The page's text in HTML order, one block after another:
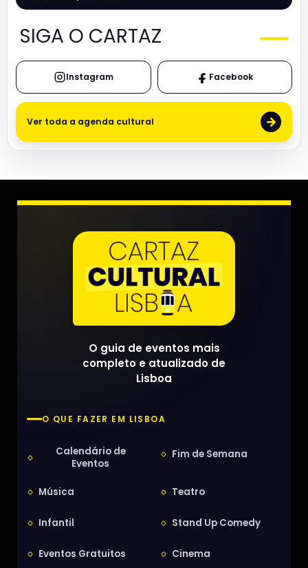
SIGA O CARTAZ
Instagram Facebook
Ver toda a agenda cultural →
O guia de eventos mais
completo e atualizado de
Lisboa
O QUE FAZER EM LISBOA
Calendário de
Eventos
Fim de Semana
Música Teatro
Infantil Stand Up Comedy
Eventos Gratuitos Cinema